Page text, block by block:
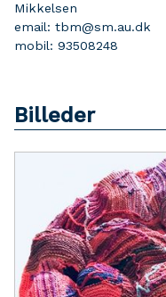
Mikkelsen
email: tbm@sm.au.dk
mobil: 93508248
Billeder